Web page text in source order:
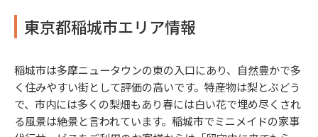
東京都稲城市エリア情報
稲城市は多摩ニュータウンの東の入口にあり、自然豊かで多
く住みやすい街として評価の高いです。特産物は梨とぶどう
で、市内には多くの梨畑もあり春には白い花で埋め尽くされ
る風景は絶景と言われています。稲城市でミニメイドの家事